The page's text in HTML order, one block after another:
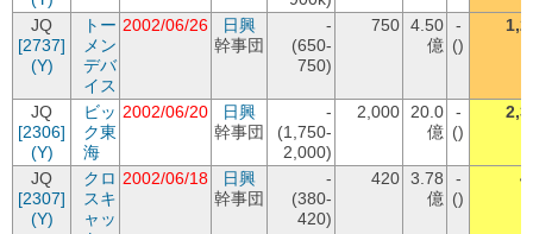
JQ
[2737]
(Y)
トー
メン
デバ
イス
2002/06/26
日興
幹事団
-
(650-
750)
750 4.50
億
-
()
JQ
[2306]
(Y)
ビッ
ク東
海
2002/06/20
日興
幹事団
-
(1,750-
2,000)
2,000
20.0
億
-
()
JQ
[2307]
(Y)
クロ
スキ
ャッ
2002/06/18
日興
幹事団
-
(380-
420)
420 3.78
億
-
()